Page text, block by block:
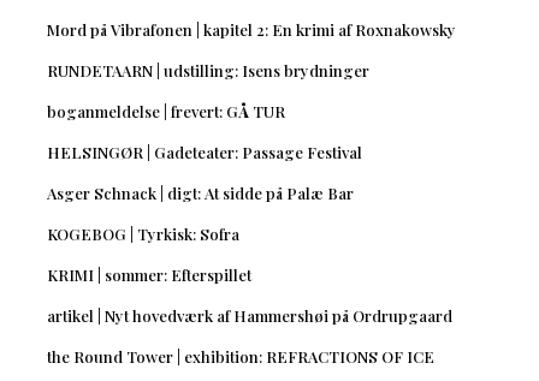
Mord på Vibrafonen | kapitel 2: En krimi af Roxnakowsky
RUNDETAARN | udstilling: Isens brydninger
boganmeldelse | frevert: GÅ TUR
HELSINGØR | Gadeteater: Passage Festival
Asger Schnack | digt: At sidde på Palæ Bar
KOGEBOG | Tyrkisk: Sofra
KRIMI | sommer: Efterspillet
artikel | Nyt hovedværk af Hammershøi på Ordrupgaard
the Round Tower | exhibition: REFRACTIONS OF ICE